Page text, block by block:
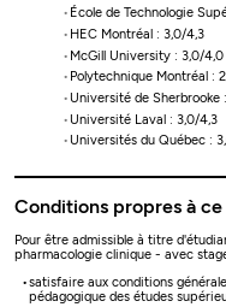
École de Technologie
HEC Montréal : 3,0/4,3
McGill University : 3,0/4,0
Polytechnique Montréal :
Université de Sherbrooke
Université Laval : 3,0/4,3
Universités du Québec :
Conditions propres à
Pour être admissible à titre
pharmacologie clinique - avec
satisfaire aux conditions
pédagogique des études